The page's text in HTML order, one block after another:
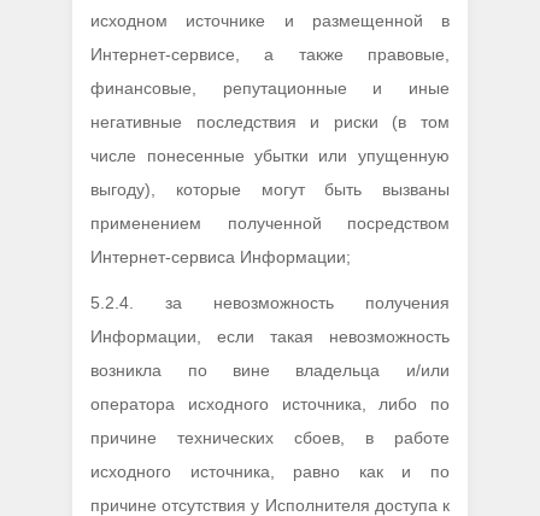
исходном источнике и размещенной в
Интернет-сервисе, а также правовые,
финансовые, репутационные и иные
негативные последствия и риски (в том
числе понесенные убытки или упущенную
выгоду), которые могут быть вызваны
применением полученной посредством
Интернет-сервиса Информации;
5.2.4. за невозможность получения
Информации, если такая невозможность
возникла по вине владельца и/или
оператора исходного источника, либо по
причине технических сбоев, в работе
исходного источника, равно как и по
причине отсутствия у Исполнителя доступа к